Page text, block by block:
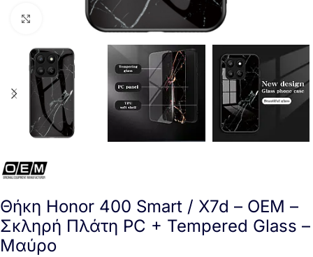
Click to enlarge
Θήκη Honor 400 Smart / X7d – OEM –
Σκληρή Πλάτη PC + Tempered Glass –
Μαύρο